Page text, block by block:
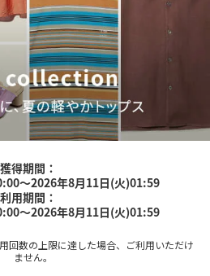
獲得期間：
～2026年8月11日(火)01:59
利用期間：
～2026年8月11日(火)01:59
回数の上限に達した場合、ご利用いただけ
ません。